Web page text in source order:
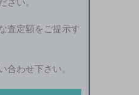
さい。
査定額をご提示す
合わせ下さい。